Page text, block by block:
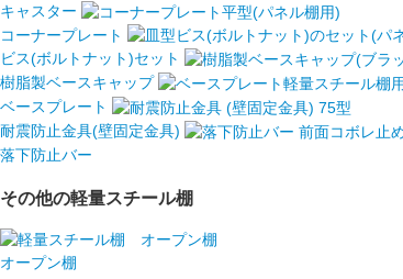
キャスター
コーナープレート
ビス(ボルトナット)セット
樹脂製ベースキャップ
ベースプレート
耐震防止金具(壁固定金具)
落下防止バー
その他の軽量スチール棚
オープン棚